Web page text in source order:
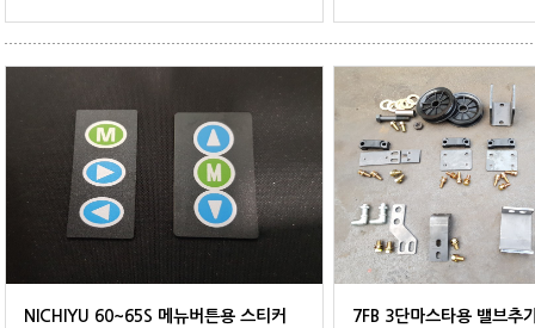
NICHIYU 60~65S 메뉴버튼용 스티커
7FB 3단마스타용 밸브추